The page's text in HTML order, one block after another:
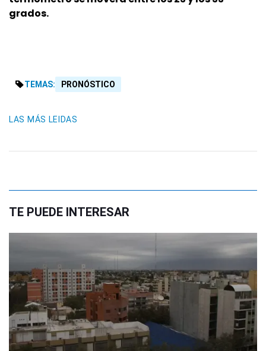
grados.
TEMAS: PRONÓSTICO
LAS MÁS LEIDAS
TE PUEDE INTERESAR